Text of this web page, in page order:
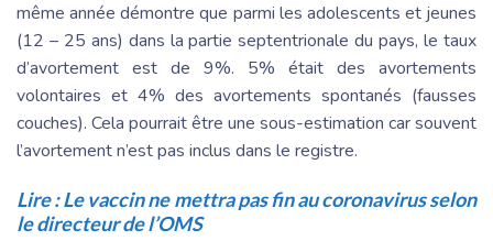
même année démontre que parmi les adolescents et jeunes
(12 – 25 ans) dans la partie septentrionale du pays, le taux
d’avortement est de 9%. 5% était des avortements
volontaires et 4% des avortements spontanés (fausses
couches). Cela pourrait être une sous-estimation car souvent
l’avortement n’est pas inclus dans le registre.
Lire :Le vaccin ne mettra pas fin au coronavirus selon
le directeur de l’OMS